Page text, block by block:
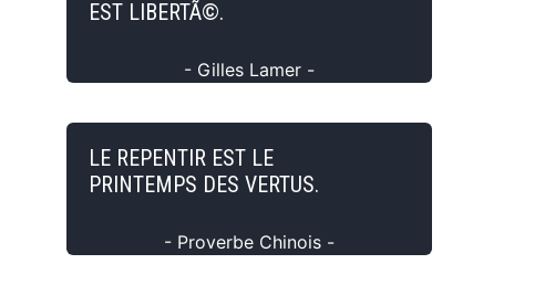
EST LIBERTÃ©.
- Gilles Lamer -
LE REPENTIR EST LE
PRINTEMPS DES VERTUS.
- Proverbe Chinois -